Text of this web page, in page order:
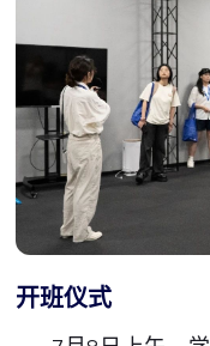
开班仪式